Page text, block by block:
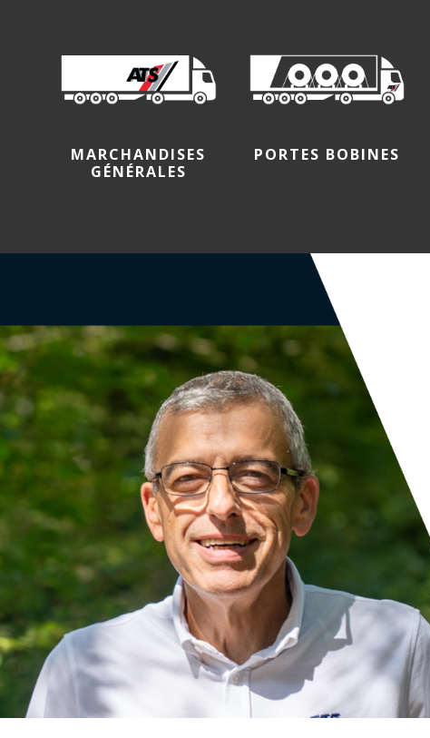
MARCHANDISES
GÉNÉRALES
PORTES BOBINES